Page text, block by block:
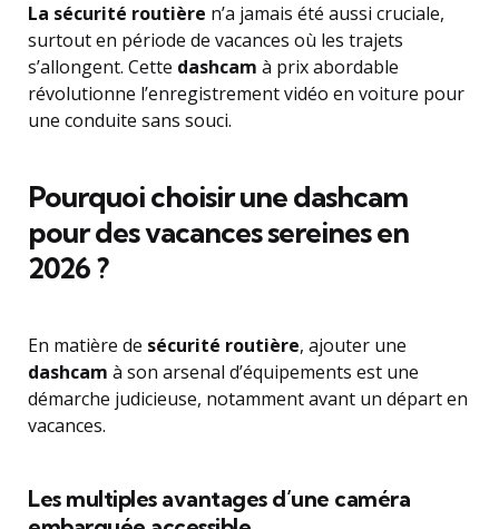
La sécurité routière n’a jamais été aussi cruciale,
surtout en période de vacances où les trajets
s’allongent. Cette dashcam à prix abordable
révolutionne l’enregistrement vidéo en voiture pour
une conduite sans souci.
Pourquoi choisir une dashcam
pour des vacances sereines en
2026 ?
En matière de sécurité routière, ajouter une
dashcam à son arsenal d’équipements est une
démarche judicieuse, notamment avant un départ en
vacances.
Les multiples avantages d’une caméra